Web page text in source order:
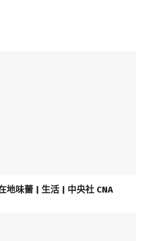
地味蕾 | 生活 | 中央社 CNA